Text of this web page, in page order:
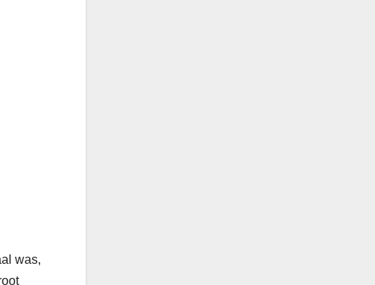
was,